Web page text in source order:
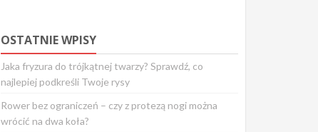
OSTATNIE WPISY
Jaka fryzura do trójkątnej twarzy? Sprawdź, co
najlepiej podkreśli Twoje rysy
Rower bez ograniczeń – czy z protezą nogi można
wrócić na dwa koła?